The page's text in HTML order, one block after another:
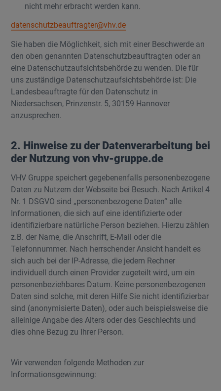
nicht mehr erbracht werden kann.
datenschutzbeauftragter@vhv.de
Sie haben die Möglichkeit, sich mit einer Beschwerde an
den oben genannten Datenschutzbeauftragten oder an
eine Datenschutzaufsichtsbehörde zu wenden. Die für
uns zuständige Datenschutzaufsichtsbehörde ist: Die
Landesbeauftragte für den Datenschutz in
Niedersachsen, Prinzenstr. 5, 30159 Hannover
anzusprechen.
2. Hinweise zu der Datenverarbeitung bei
der Nutzung von vhv-gruppe.de
VHV Gruppe speichert gegebenenfalls personenbezogene
Daten zu Nutzern der Webseite bei Besuch. Nach Artikel 4
Nr. 1 DSGVO sind „personenbezogene Daten“ alle
Informationen, die sich auf eine identifizierte oder
identifizierbare natürliche Person beziehen. Hierzu zählen
z.B. der Name, die Anschrift, E-Mail oder die
Telefonnummer. Nach herrschender Ansicht handelt es
sich auch bei der IP-Adresse, die jedem Rechner
individuell durch einen Provider zugeteilt wird, um ein
personenbeziehbares Datum. Keine personenbezogenen
Daten sind solche, mit deren Hilfe Sie nicht identifizierbar
sind (anonymisierte Daten), oder auch beispielsweise die
alleinige Angabe des Alters oder des Geschlechts und
dies ohne Bezug zu Ihrer Person.
Wir verwenden folgende Methoden zur
Informationsgewinnung: